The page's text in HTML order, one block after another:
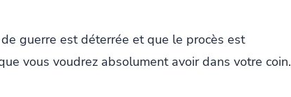
guerre est déterrée et que le procès est
vous voudrez absolument avoir dans votre coin.